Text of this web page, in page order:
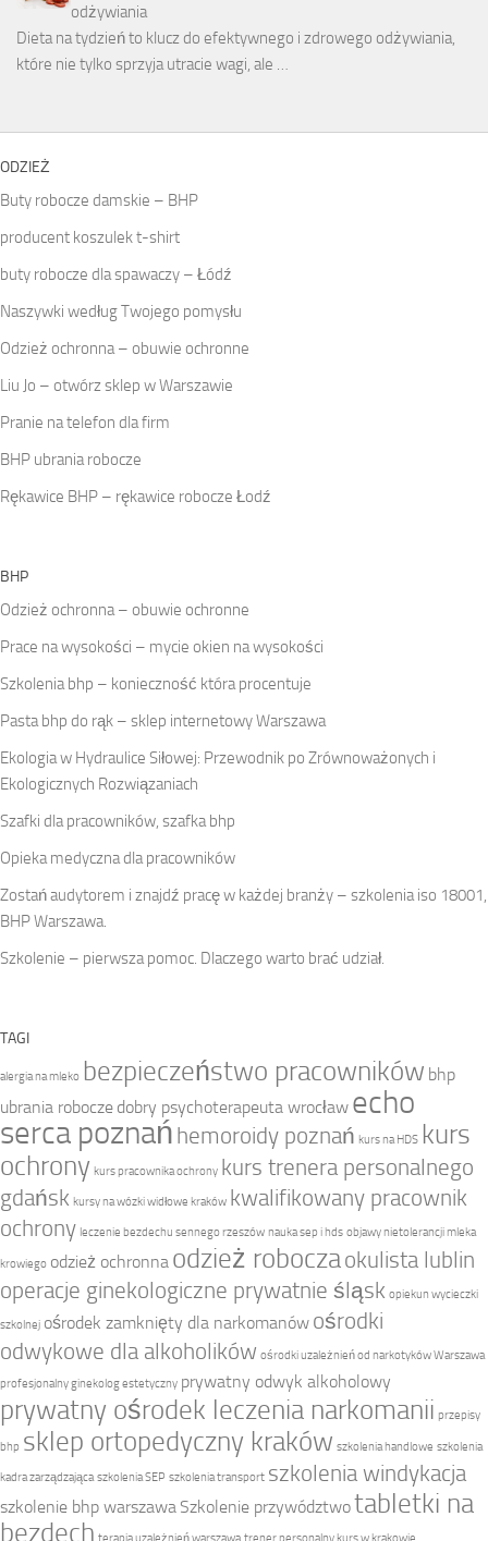
odżywiania
Dieta na tydzień to klucz do efektywnego i zdrowego odżywiania,
które nie tylko sprzyja utracie wagi, ale …
ODZIEŻ
Buty robocze damskie – BHP
producent koszulek t-shirt
buty robocze dla spawaczy – Łódź
Naszywki według Twojego pomysłu
Odzież ochronna – obuwie ochronne
Liu Jo – otwórz sklep w Warszawie
Pranie na telefon dla firm
BHP ubrania robocze
Rękawice BHP – rękawice robocze Łodź
BHP
Odzież ochronna – obuwie ochronne
Prace na wysokości – mycie okien na wysokości
Szkolenia bhp – konieczność która procentuje
Pasta bhp do rąk – sklep internetowy Warszawa
Ekologia w Hydraulice Siłowej: Przewodnik po Zrównoważonych i
Ekologicznych Rozwiązaniach
Szafki dla pracowników, szafka bhp
Opieka medyczna dla pracowników
Zostań audytorem i znajdź pracę w każdej branży – szkolenia iso 18001,
BHP Warszawa.
Szkolenie – pierwsza pomoc. Dlaczego warto brać udział.
TAGI
alergia na mleko bezpieczeństwo pracowników bhp
ubrania robocze dobry psychoterapeuta wrocław echo
serca poznań hemoroidy poznań kurs na HDS kurs
ochrony kurs pracownika ochrony kurs trenera personalnego
gdańsk kursy na wózki widłowe kraków kwalifikowany pracownik
ochrony leczenie bezdechu sennego rzeszów nauka sep i hds objawy nietolerancji mleka
krowiego odzież ochronna odzież robocza okulista lublin
operacje ginekologiczne prywatnie śląsk opiekun wycieczki
szkolnej ośrodek zamknięty dla narkomanów ośrodki
odwykowe dla alkoholików ośrodki uzależnień od narkotyków Warszawa
profesjonalny ginekolog estetyczny prywatny odwyk alkoholowy
prywatny ośrodek leczenia narkomanii przepisy
bhp sklep ortopedyczny kraków szkolenia handlowe szkolenia
kadra zarządzająca szkolenia SEP szkolenia transport szkolenia windykacja
szkolenie bhp warszawa Szkolenie przywództwotabletki na
bezdech terapia uzależnień warszawa trener personalny kurs w krakowie